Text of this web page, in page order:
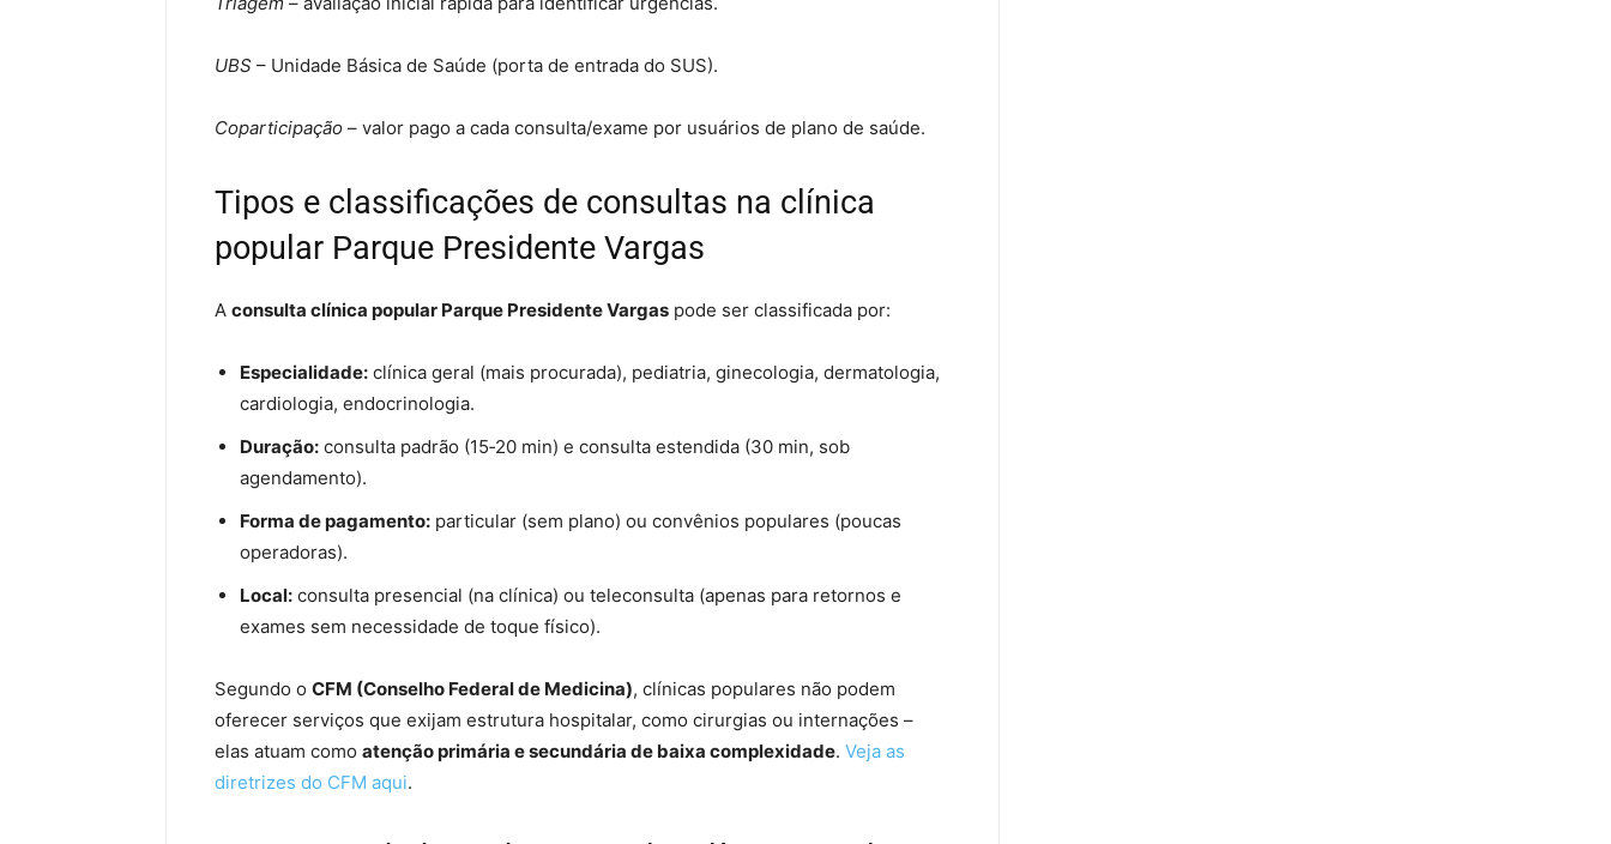
UBS – Unidade Básica de Saúde (porta de entrada do SUS).
Coparticipação – valor pago a cada consulta/exame por usuários de plano de saúde.
Tipos e classificações de consultas na clínica
popular Parque Presidente Vargas
A consulta clínica popular Parque Presidente Vargas pode ser classificada por:
Especialidade: clínica geral (mais procurada), pediatria, ginecologia, dermatologia,
cardiologia, endocrinologia.
Duração: consulta padrão (15‑20 min) e consulta estendida (30 min, sob
agendamento).
Forma de pagamento: particular (sem plano) ou convênios populares (poucas
operadoras).
Local: consulta presencial (na clínica) ou teleconsulta (apenas para retornos e
exames sem necessidade de toque físico).
Segundo o CFM (Conselho Federal de Medicina), clínicas populares não podem
oferecer serviços que exijam estrutura hospitalar, como cirurgias ou internações –
elas atuam como atenção primária e secundária de baixa complexidade. Veja as
diretrizes do CFM aqui.